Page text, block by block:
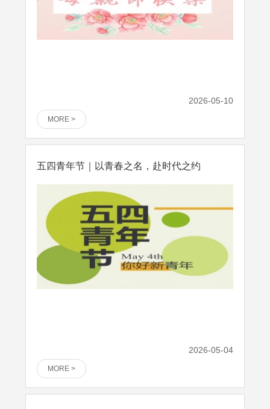
2026-05-10
MORE >
五四青年节｜以青春之名，赴时代之约
2026-05-04
MORE >